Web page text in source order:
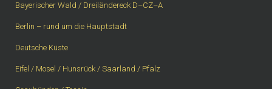
Bayerischer Wald / Dreiländereck D–CZ–A
Berlin – rund um die Hauptstadt
Deutsche Küste
Eifel / Mosel / Hunsrück / Saarland / Pfalz